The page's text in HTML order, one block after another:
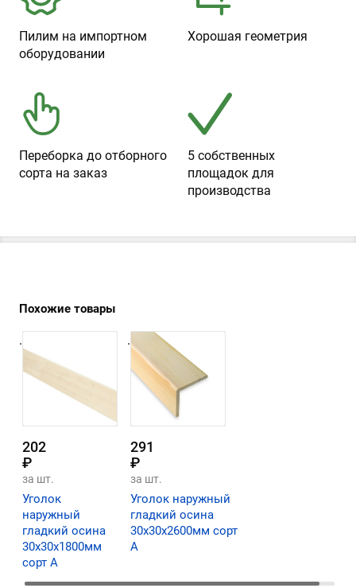
Пилим на импортном
оборудовании
Хорошая геометрия
Переборка до отборного
сорта на заказ
5 собственных
площадок для
производства
Похожие товары
.
202
₽
за шт.
Уголок
наружный
гладкий осина
30х30х1800мм
сорт А
.
291
₽
за шт.
Уголок наружный
гладкий осина
30х30х2600мм сорт
А